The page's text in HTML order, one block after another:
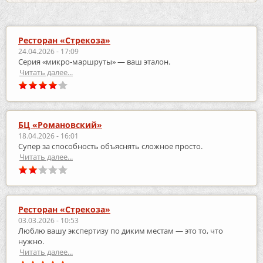
Ресторан «Стрекоза»
24.04.2026 - 17:09
Серия «микро‑маршруты» — ваш эталон.
Читать далее...
БЦ «Романовский»
18.04.2026 - 16:01
Супер за способность объяснять сложное просто.
Читать далее...
Ресторан «Стрекоза»
03.03.2026 - 10:53
Люблю вашу экспертизу по диким местам — это то, что
нужно.
Читать далее...